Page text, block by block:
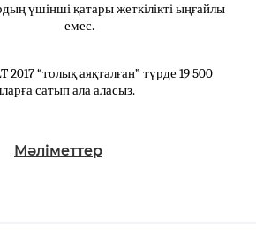
үшінші қатары жеткілікті ыңғайлы
емес.
2017 “толық аяқталған” түрде 19 500
сатып ала аласыз.
Мәліметтер